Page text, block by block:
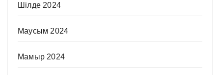
Шілде 2024
Маусым 2024
Мамыр 2024